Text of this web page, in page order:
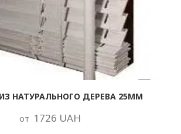
НАТУРАЛЬНОГО ДЕРЕВА 25ММ
от 1726 UAH